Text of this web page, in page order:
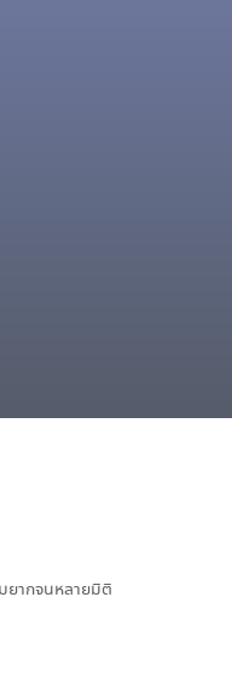
ยากจนหลายมิติ